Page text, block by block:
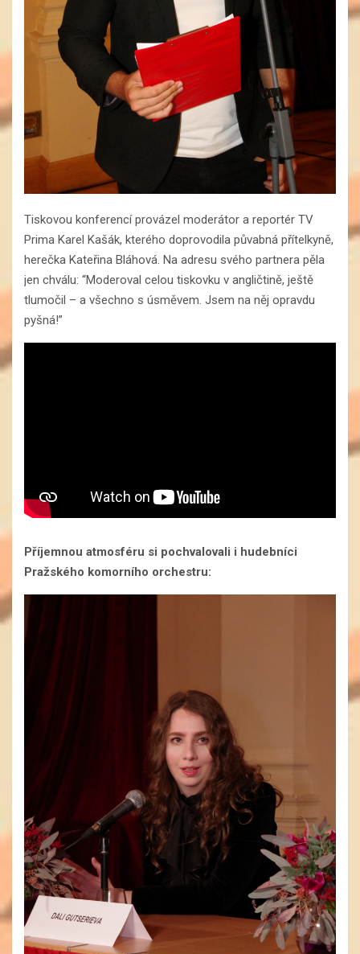
Tiskovou konferencí provázel moderátor a reportér TV
Prima Karel Kašák, kterého doprovodila půvabná přítelkyně,
herečka Kateřina Bláhová. Na adresu svého partnera pěla
jen chválu: “Moderoval celou tiskovku v angličtině, ještě
tlumočil – a všechno s úsměvem. Jsem na něj opravdu
pyšná!”
Příjemnou atmosféru si pochvalovali i hudebníci
Pražského komorního orchestru: